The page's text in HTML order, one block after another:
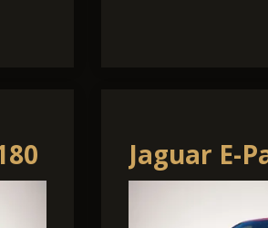
Jaguar E-
AWD R-